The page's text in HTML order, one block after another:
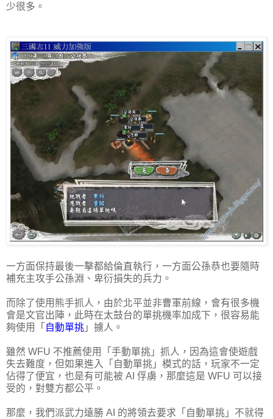
少很多。
一方面保持最後一擊都給倫直執行，一方面公孫恭也要隨時
補充主攻手公孫淵、卑衍損失的兵力。
而除了使用熊手抓人，由於北平並非曹軍前線，會有很多機
會是文官出陣，此時在太鼓台的單挑機率加成下，很容易能
夠使用「 自動單挑 」擄人。
雖然 WFU 不推薦使用「手動單挑」抓人，因為這會使遊戲
失去難度，但如果進入「自動單挑」模式的話，玩家不一定
佔得了便宜，也是有可能被 AI 俘虜，那麼這是 WFU 可以接
受的，對雙方都公平。
那麼，我們派武力遠勝 AI 的將領去要求「自動單挑」不就得